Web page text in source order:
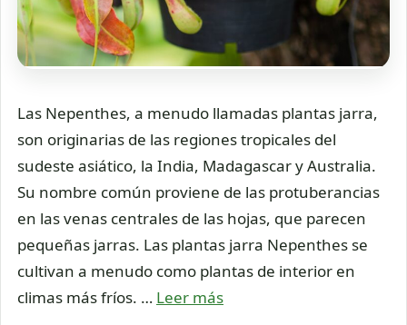
Las Nepenthes, a menudo llamadas plantas jarra,
son originarias de las regiones tropicales del
sudeste asiático, la India, Madagascar y Australia.
Su nombre común proviene de las protuberancias
en las venas centrales de las hojas, que parecen
pequeñas jarras. Las plantas jarra Nepenthes se
cultivan a menudo como plantas de interior en
climas más fríos. … Leer más